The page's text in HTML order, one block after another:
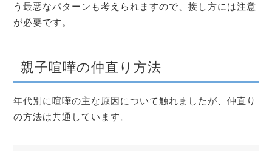
う最悪なパターンも考えられますので、接し方には注意
が必要です。
親子喧嘩の仲直り方法
年代別に喧嘩の主な原因について触れましたが、仲直り
の方法は共通しています。